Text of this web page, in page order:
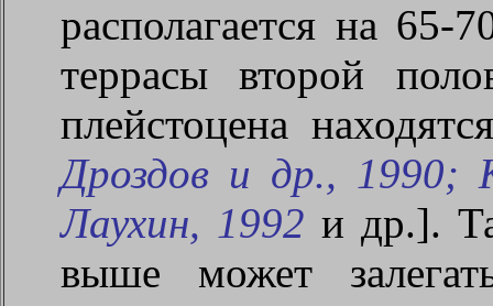
располагается на
террасы второй
плейстоцена
Дроздов и др., 1990;
Лаухин, 1992 и др.].
выше может